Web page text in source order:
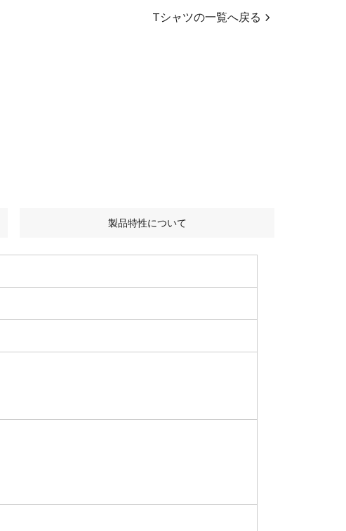
Tシャツの一覧へ戻る
製品特性について